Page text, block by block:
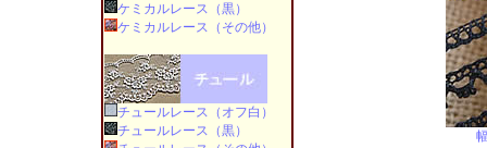
ケミカルレース（黒）
ケミカルレース（その他）
チュールレース（オフ白）
チュールレース（黒）